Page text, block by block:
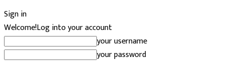
Sign in
Welcome!Log into your account
your username
your password